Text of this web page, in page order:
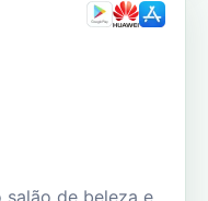
salão de beleza e